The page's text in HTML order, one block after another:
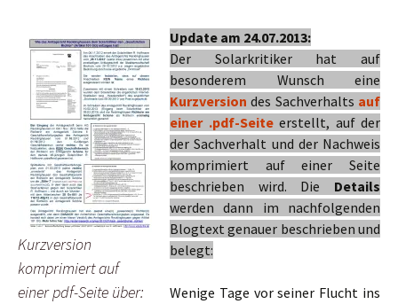
Kurzversion
komprimiert auf
einer pdf-Seite über:
Update am 24.07.2013:
Der Solarkritiker hat auf
besonderem Wunsch eine
Kurzversiondes Sachverhalts auf
einer .pdf-Seiteerstellt, auf der
der Sachverhalt und der Nachweis
komprimiert auf einer Seite
beschrieben wird. Die Details
werden dann im nachfolgenden
Blogtext genauer beschrieben und
belegt:
Wenige Tage vor seiner Flucht ins